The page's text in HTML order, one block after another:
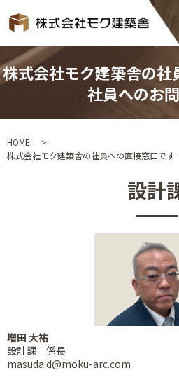
株式会社モク建築舎の社
｜社員へのお
HOME
株式会社モク建築舎の社員への直接窓口です
設計
増田 大祐
設計課 係長
masuda.d@moku-arc.com